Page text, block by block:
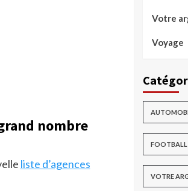
nombre
liste d’agences
Votre
Voyage
FOOTBALL
VOTRE